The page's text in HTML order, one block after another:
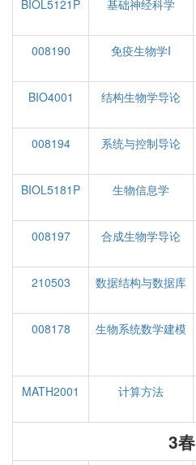
BIOL5121P
基础神经科学
008190
免疫生物学I
BIO4001
结构生物学导论
008194
系统与控制导论
BIOL5181P
生物信息学
008197
合成生物学导论
210503
数据结构与数据库
008178
生物系统数学建模
MATH2001 计算方法
3春